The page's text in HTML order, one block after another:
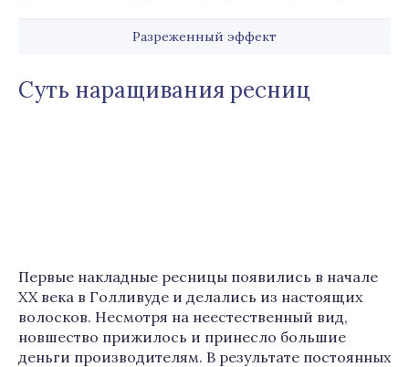
Разреженный эффект
Суть наращивания ресниц
Первые накладные ресницы появились в начале
XX века в Голливуде и делались из настоящих
волосков. Несмотря на неестественный вид,
новшество прижилось и принесло большие
деньги производителям. В результате постоянных